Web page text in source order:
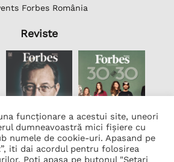
Forbes România
Reviste
Lista Firme
funcționare a acestui site, uneori
dumneavoastră mici fișiere cu
numele de cookie-uri. Apasand pe
iti dai acordul pentru folosirea
Poti apasa pe butonul "Setari